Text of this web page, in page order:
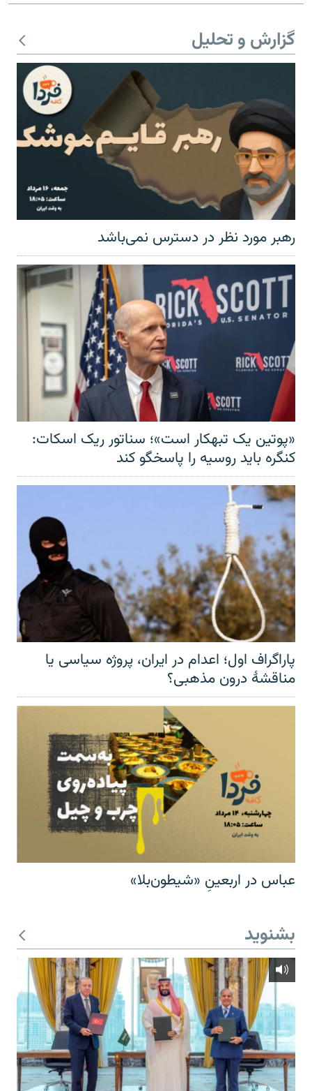
گزارش و تحلیل
رهبر مورد نظر در دسترس نمی‌باشد
«پوتین یک تبهکار است»؛ سناتور ریک اسکات:
کنگره باید روسیه را پاسخگو کند
پاراگراف اول؛ اعدام در ایران، پروژه سیاسی یا
مناقشهٔ درون مذهبی؟
عباس در اربعینِ «شیطون‌بلا»
بشنوید